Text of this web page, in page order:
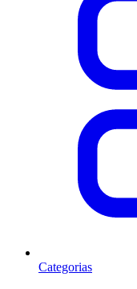
Categorias